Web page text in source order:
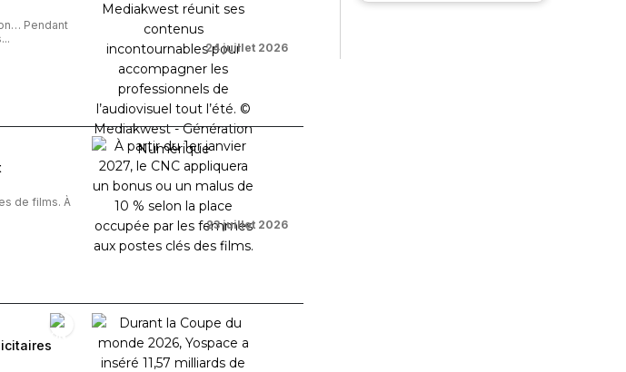
Pendant
24 juillet 2026
de films. À
23 juillet 2026